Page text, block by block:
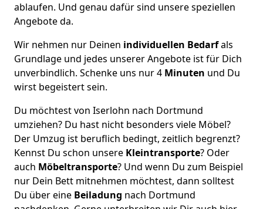
ablaufen. Und genau dafür sind unsere speziellen
Angebote da.
Wir nehmen nur Deinen individuellen Bedarfals
Grundlage und jedes unserer Angebote ist für Dich
unverbindlich. Schenke uns nur 4 Minuten und Du
wirst begeistert sein.
Du möchtest von Iserlohn nach Dortmund
umziehen? Du hast nicht besonders viele Möbel?
Der Umzug ist beruflich bedingt, zeitlich begrenzt?
Kennst Du schon unsere Kleintransporte? Oder
auch Möbeltransporte? Und wenn Du zum Beispiel
nur Dein Bett mitnehmen möchtest, dann solltest
Du über eine Beiladung nach Dortmund